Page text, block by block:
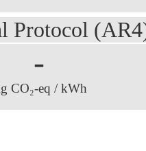
Protocol
-
CO₂-eq / kWh